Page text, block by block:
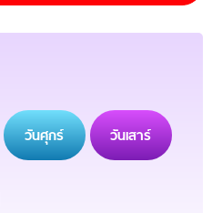
วันศุกร์ วันเสาร์